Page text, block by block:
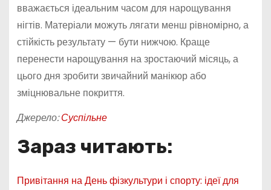
вважається ідеальним часом для нарощування
нігтів. Матеріали можуть лягати менш рівномірно, а
стійкість результату — бути нижчою. Краще
перенести нарощування на зростаючий місяць, а
цього дня зробити звичайний манікюр або
зміцнювальне покриття.
Джерело:Суспільне
Зараз читають:
Привітання на День фізкультури і спорту: ідеї для